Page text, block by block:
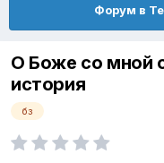
Форум в
О Боже со мной
история
бз